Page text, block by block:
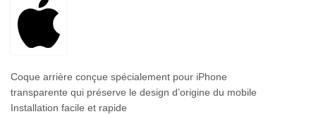
Coque arrière conçue spécialement pour iPhone
transparente qui préserve le design d’origine du mobile
Installation facile et rapide